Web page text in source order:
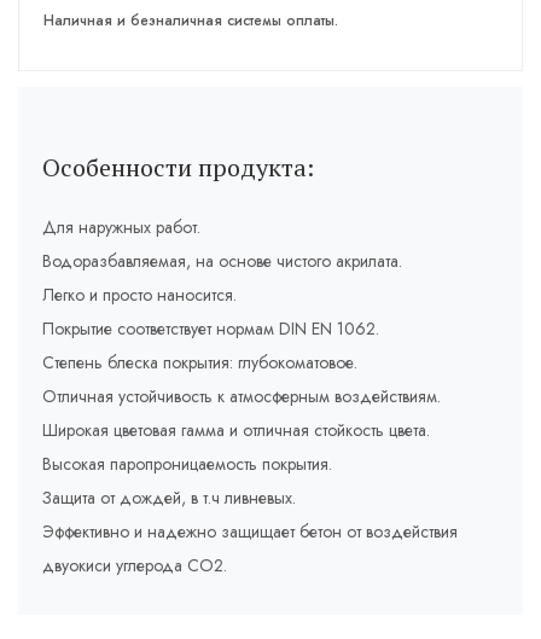
Наличная и безналичная системы оплаты.
Особенности продукта:
Для наружных работ.
Водоразбавляемая, на основе чистого акрилата.
Легко и просто наносится.
Покрытие соответствует нормам DIN EN 1062.
Степень блеска покрытия: глубокоматовое.
Отличная устойчивость к атмосферным воздействиям.
Широкая цветовая гамма и отличная стойкость цвета.
Высокая паропроницаемость покрытия.
Защита от дождей, в т.ч ливневых.
Эффективно и надежно защищает бетон от воздействия
двуокиси углерода СО2.